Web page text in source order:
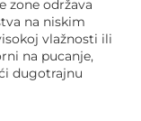
zone održava
na niskim
vlažnosti ili
na pucanje,
dugotrajnu